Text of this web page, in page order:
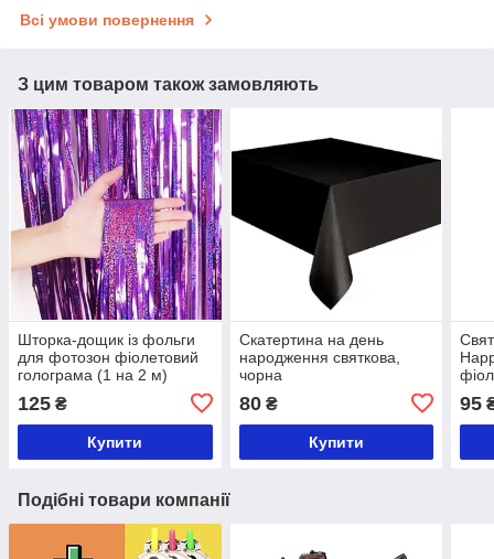
Всі умови повернення
З цим товаром також замовляють
Шторка-дощик із фольги
для фотозон фіолетовий
голограма (1 на 2 м)
125 ₴
Купити
Скатертина на день
народження святкова,
чорна
80₴
Купити
95
Подібні товари компанії